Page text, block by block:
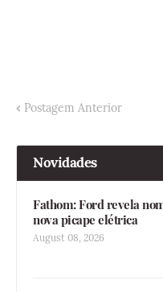
Postagem Anterior
Novidades
Fathom: Ford revela
nova picape elétrica
August 08, 2026